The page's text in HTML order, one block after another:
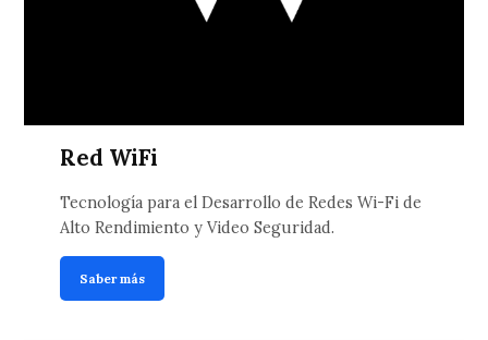
Red WiFi
Tecnología para el Desarrollo de Redes Wi-Fi de
Alto Rendimiento y Video Seguridad.
Saber más